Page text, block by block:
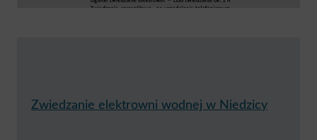
Zwiedzanie elektrowni wodnej w Niedzicy